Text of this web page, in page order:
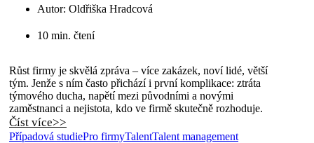
Autor: Oldřiška Hradcová
10 min. čtení
Růst firmy je skvělá zpráva – více zakázek, noví lidé, větší
tým. Jenže s ním často přichází i první komplikace: ztráta
týmového ducha, napětí mezi původními a novými
zaměstnanci a nejistota, kdo ve firmě skutečně rozhoduje.
Číst více>>
Případová studiePro firmyTalentTalent management